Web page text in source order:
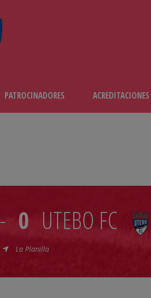
PATROCINADORES ACREDITACIONES
- 0 UTEBO FC
La Planilla